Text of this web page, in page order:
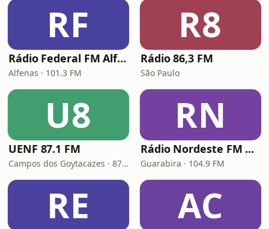
RF
Rádio Federal FM Alfenas
Alfenas · 101.3 FM
R8
Rádio 86,3 FM
São Paulo
U8
UENF 87.1 FM
Campos dos Goytacazes · 87.1 FM
RN
Rádio Nordeste FM Guarabira
Guarabira · 104.9 FM
RE AC